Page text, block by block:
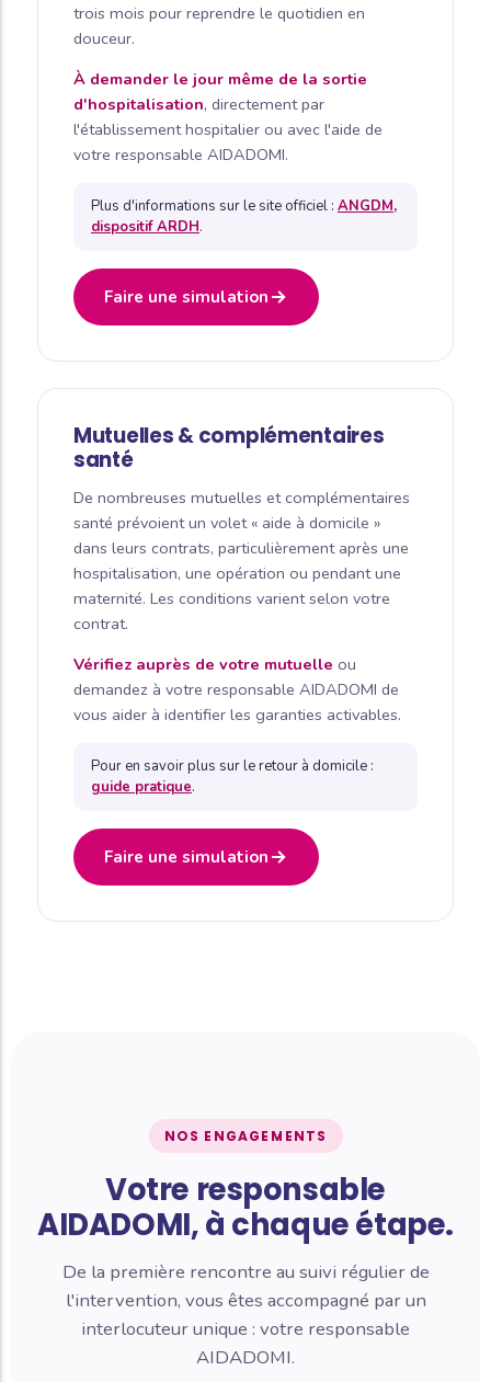
trois mois pour reprendre le quotidien en
douceur.
À demander le jour même de la sortie
d'hospitalisation, directement par
l'établissement hospitalier ou avec l'aide de
votre responsable AIDADOMI.
Plus d'informations sur le site officiel : ANGDM,
dispositif ARDH.
Faire une simulation
Mutuelles & complémentaires
santé
De nombreuses mutuelles et complémentaires
santé prévoient un volet « aide à domicile »
dans leurs contrats, particulièrement après une
hospitalisation, une opération ou pendant une
maternité. Les conditions varient selon votre
contrat.
Vérifiez auprès de votre mutuelle ou
demandez à votre responsable AIDADOMI de
vous aider à identifier les garanties activables.
Pour en savoir plus sur le retour à domicile :
guide pratique.
Faire une simulation
NOS ENGAGEMENTS
Votre responsable
AIDADOMI, à chaque étape.
De la première rencontre au suivi régulier de
l'intervention, vous êtes accompagné par un
interlocuteur unique : votre responsable
AIDADOMI.